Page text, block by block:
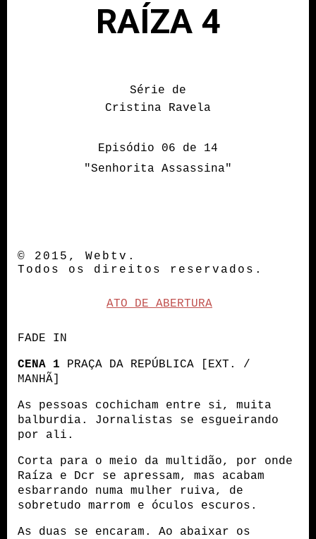
RAÍZA 4
Série de
Cristina Ravela
Episódio 06 de 14
"Senhorita Assassina"
© 2015, Webtv.
Todos os direitos reservados.
ATO DE ABERTURA
FADE IN
CENA 1 PRAÇA DA REPÚBLICA [EXT. /
MANHÃ]
As pessoas cochicham entre si, muita
balburdia. Jornalistas se esgueirando
por ali.
Corta para o meio da multidão, por onde
Raíza e Dcr se apressam, mas acabam
esbarrando numa mulher ruiva, de
sobretudo marrom e óculos escuros.
As duas se encaram. Ao abaixar os